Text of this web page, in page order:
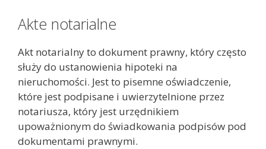
Akte notarialne
Akt notarialny to dokument prawny, który często
służy do ustanowienia hipoteki na
nieruchomości. Jest to pisemne oświadczenie,
które jest podpisane i uwierzytelnione przez
notariusza, który jest urzędnikiem
upoważnionym do świadkowania podpisów pod
dokumentami prawnymi.